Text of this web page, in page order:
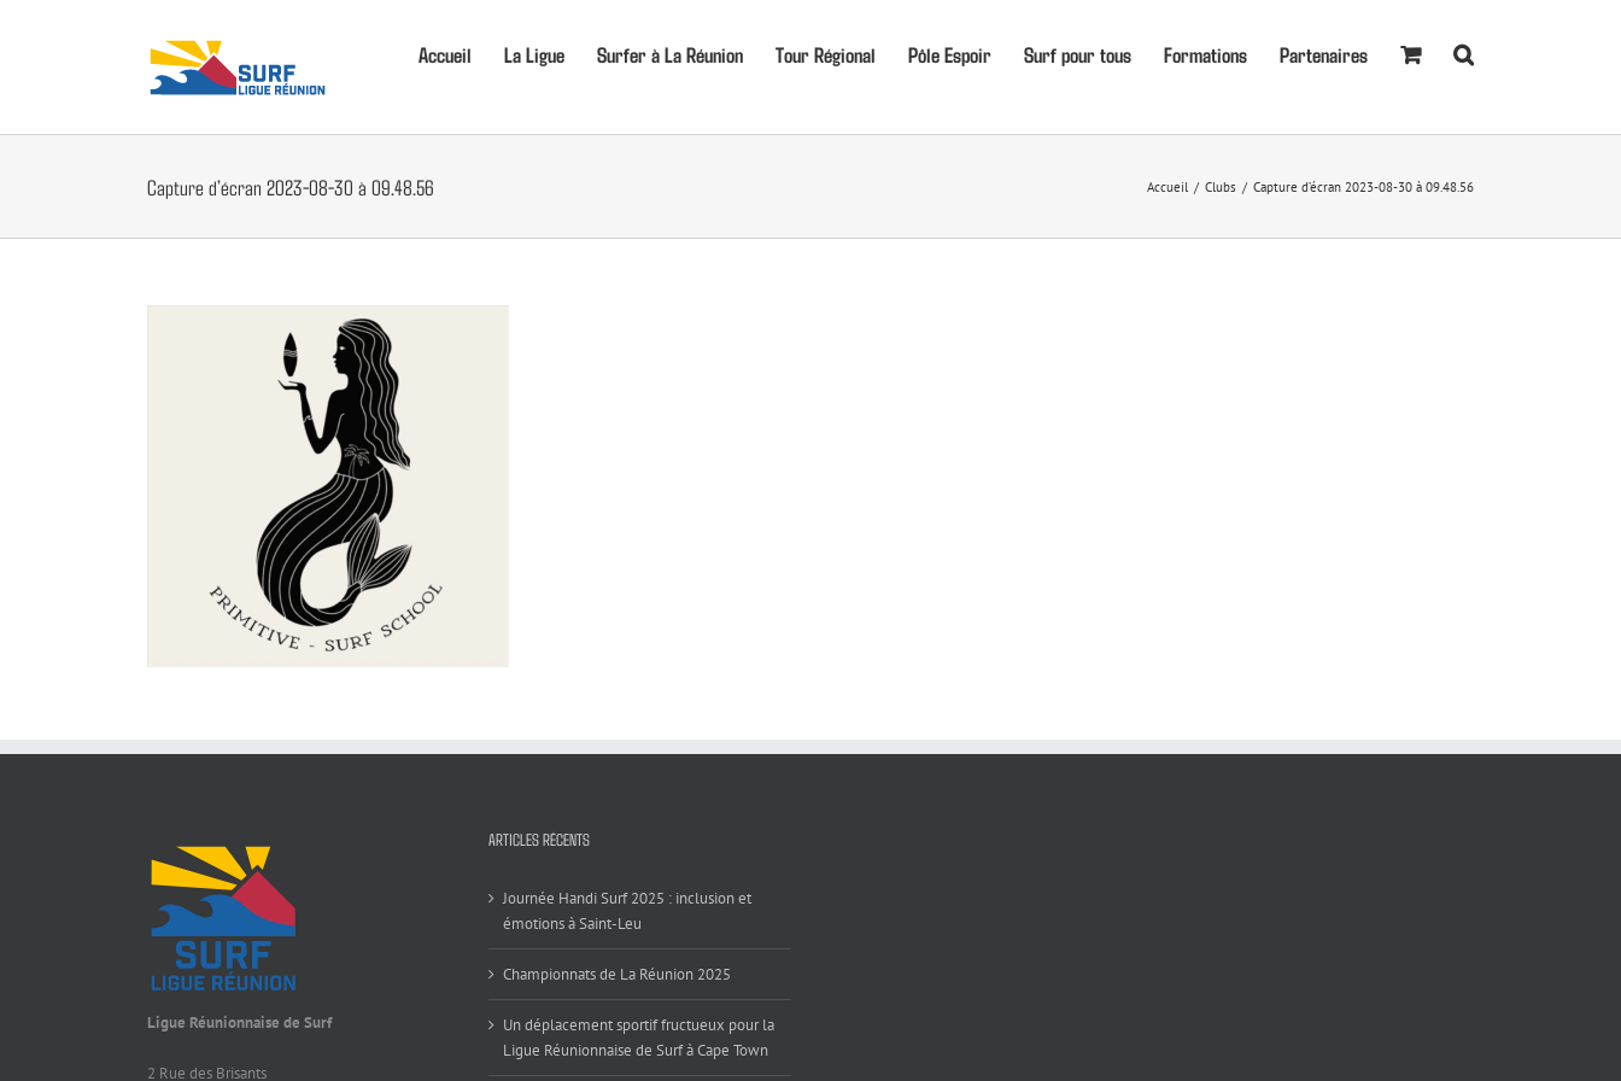
Accueil La Ligue Surfer à La Réunion Tour Régional Pôle Espoir Surf pour tous Formations Partenaires
Capture d’écran 2023-08-30 à 09.48.56 Accueil Clubs Capture d’écran 2023-08-30 à 09.48.56
Ligue Réunionnaise de Surf
2 Rue des Brisants
ARTICLES RÉCENTS
Journée Handi Surf 2025 : inclusion et
émotions à Saint-Leu
Championnats de La Réunion 2025
Un déplacement sportif fructueux pour la
Ligue Réunionnaise de Surf à Cape Town